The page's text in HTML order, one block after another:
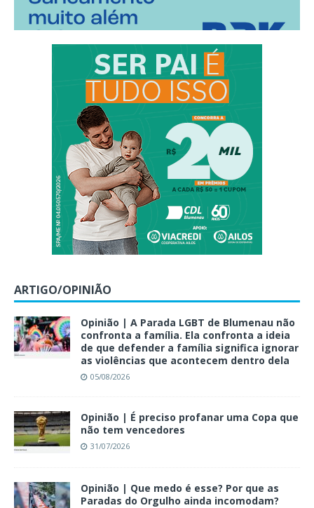
ARTIGO/OPINIÃO
Opinião | A Parada LGBT de Blumenau não
confronta a família. Ela confronta a ideia
de que defender a família significa ignorar
as violências que acontecem dentro dela
05/08/2026
Opinião | É preciso profanar uma Copa que
não tem vencedores
31/07/2026
Opinião | Que medo é esse? Por que as
Paradas do Orgulho ainda incomodam?